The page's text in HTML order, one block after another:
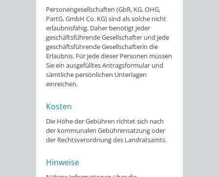
Personengesellschaften (GbR, KG, OHG,
PartG, GmbH Co. KG) sind als solche nicht
erlaubnisfähig. Daher benötigt jeder
geschäftsführende Gesellschafter und jede
geschäftsführende Gesellschafterin die
Erlaubnis. Für jede dieser Personen müssen
Sie ein ausgefülltes Antragsformular und
sämtliche persönlichen Unterlagen
einreichen.
Kosten
Die Höhe der Gebühren richtet sich nach
der kommunalen Gebührensatzung oder
der Rechtsverordnung des Landratsamts.
Hinweise